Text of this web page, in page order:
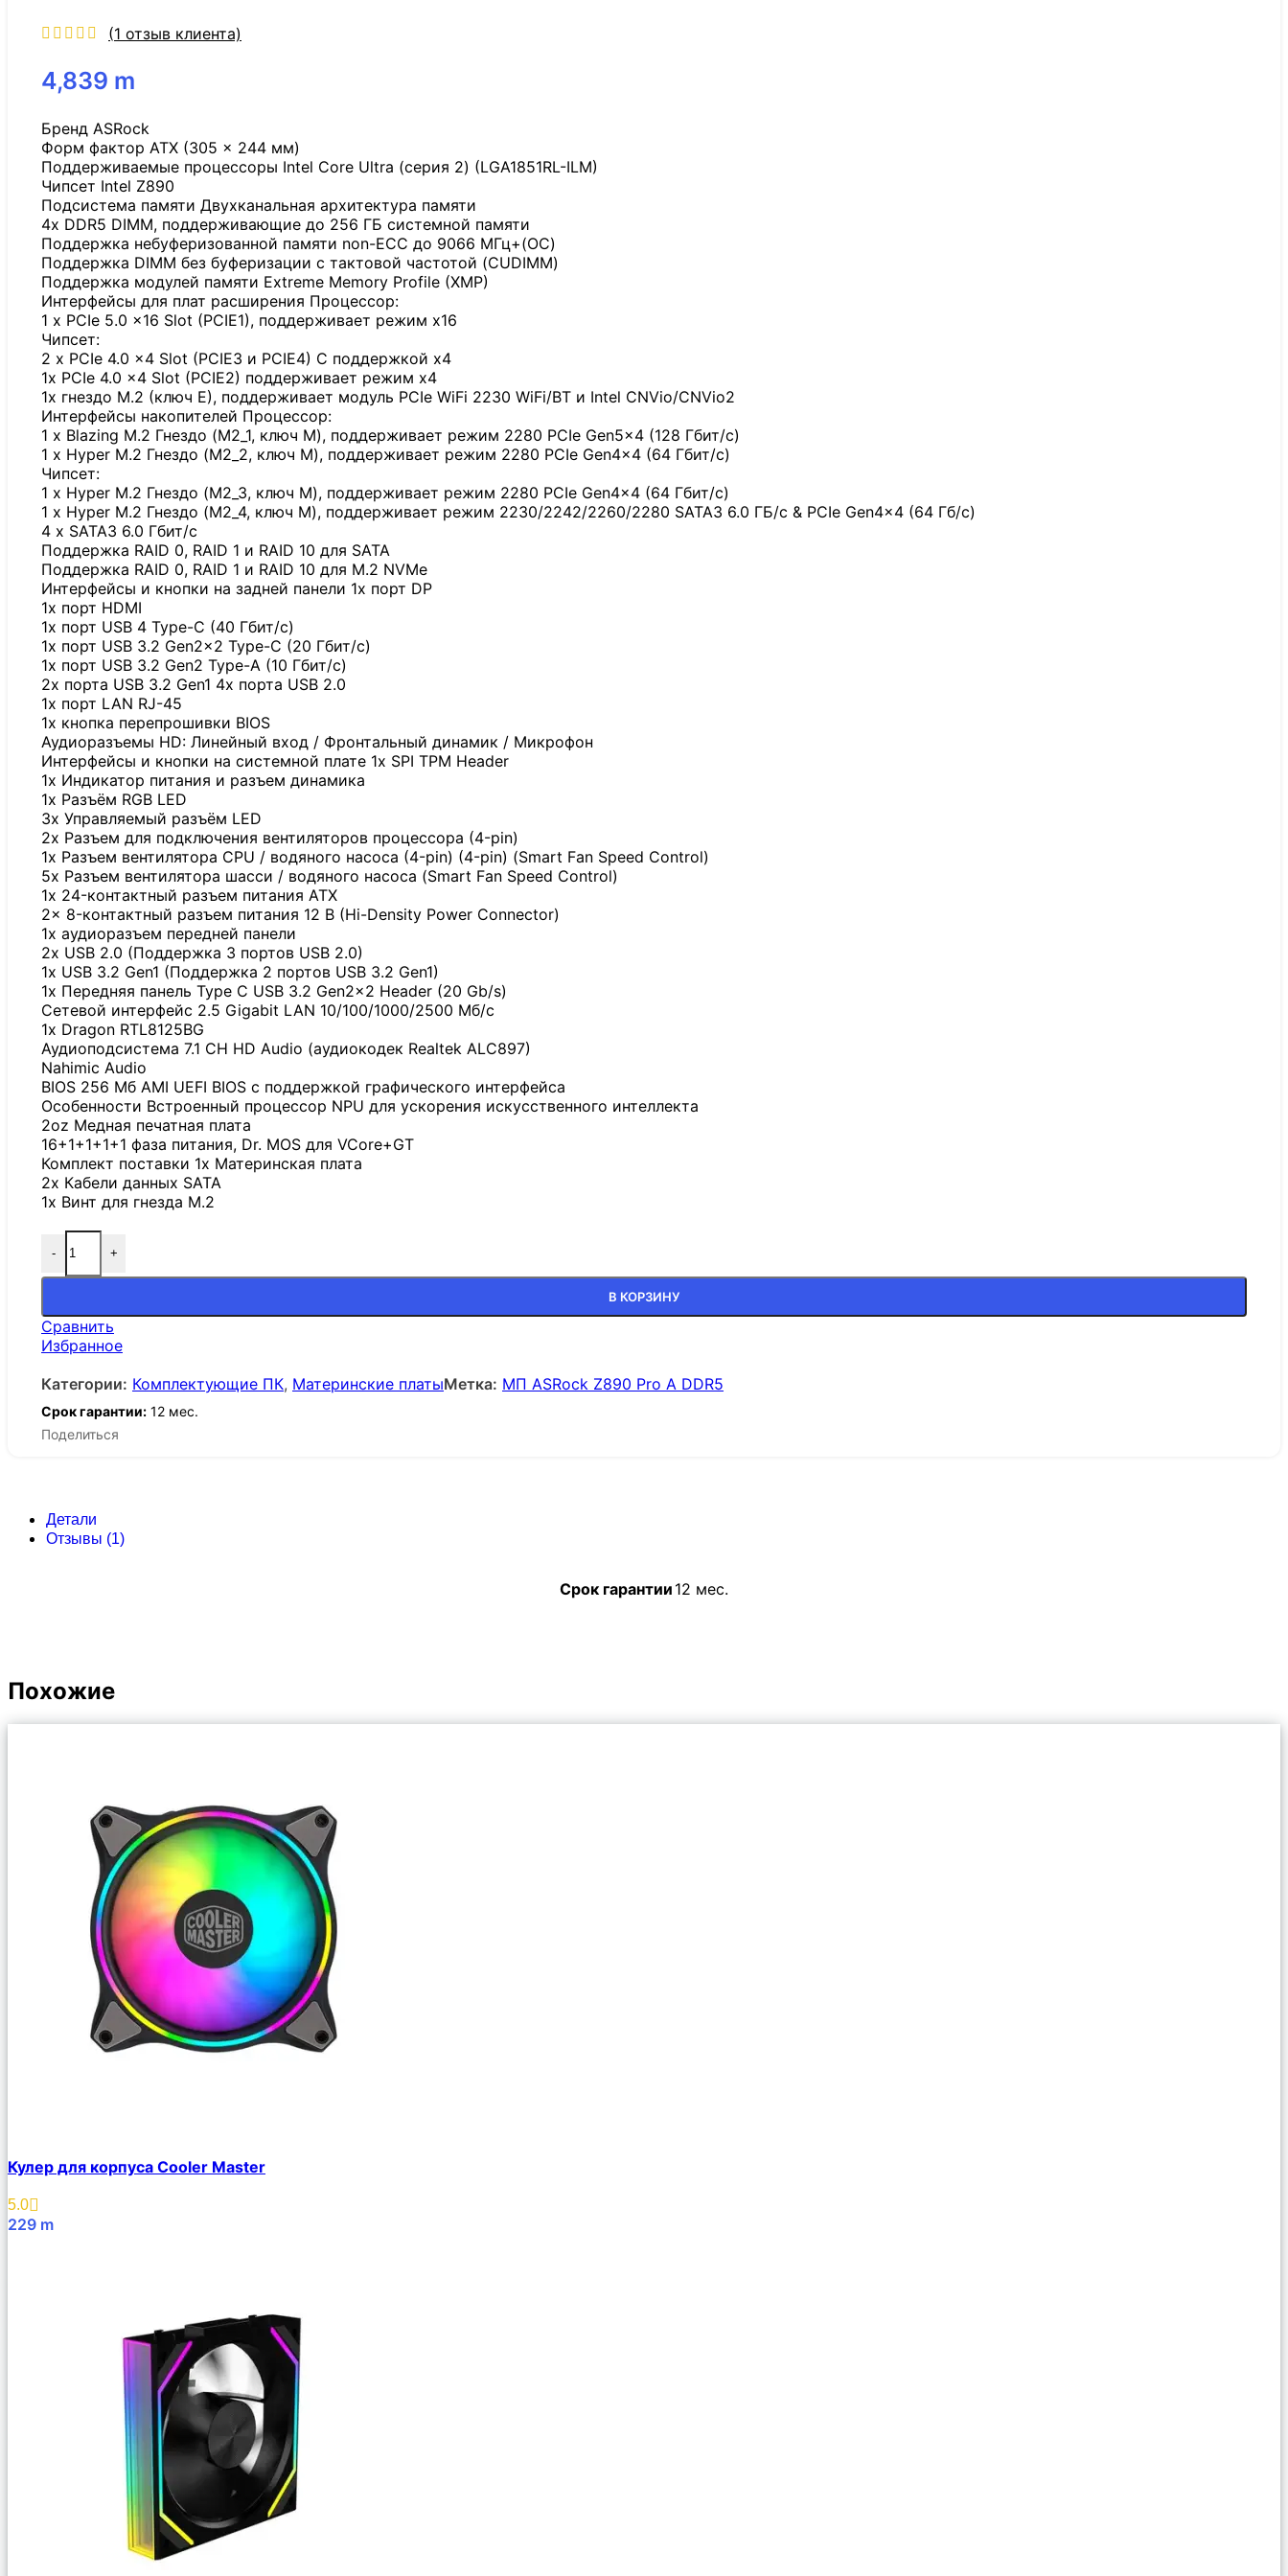
(1 отзыв клиента)
4,839 m
Бренд ASRock
Форм фактор ATX (305 x 244 мм)
Поддерживаемые процессоры Intel Core Ultra (серия 2) (LGA1851RL-ILM)
Чипсет Intel Z890
Подсистема памяти Двухканальная архитектура памяти
4x DDR5 DIMM, поддерживающие до 256 ГБ системной памяти
Поддержка небуферизованной памяти non-ECC до 9066 МГц+(OC)
Поддержка DIMM без буферизации с тактовой частотой (CUDIMM)
Поддержка модулей памяти Extreme Memory Profile (XMP)
Интерфейсы для плат расширения Процессор:
1 x PCIe 5.0 x16 Slot (PCIE1), поддерживает режим x16
Чипсет:
2 x PCIe 4.0 x4 Slot (PCIE3 и PCIE4) С поддержкой x4
1x PCIe 4.0 x4 Slot (PCIE2) поддерживает режим x4
1x гнездо M.2 (ключ E), поддерживает модуль PCIe WiFi 2230 WiFi/BT и Intel CNVio/CNVio2
Интерфейсы накопителей Процессор:
1 x Blazing M.2 Гнездо (M2_1, ключ M), поддерживает режим 2280 PCIe Gen5x4 (128 Гбит/с)
1 x Hyper M.2 Гнездо (M2_2, ключ M), поддерживает режим 2280 PCIe Gen4x4 (64 Гбит/с)
Чипсет:
1 x Hyper M.2 Гнездо (M2_3, ключ M), поддерживает режим 2280 PCIe Gen4x4 (64 Гбит/с)
1 x Hyper M.2 Гнездо (M2_4, ключ M), поддерживает режим 2230/2242/2260/2280 SATA3 6.0 ГБ/с & PCIe Gen4x4 (64 Гб/с)
4 x SATA3 6.0 Гбит/с
Поддержка RAID 0, RAID 1 и RAID 10 для SATA
Поддержка RAID 0, RAID 1 и RAID 10 для M.2 NVMe
Интерфейсы и кнопки на задней панели 1x порт DP
1x порт HDMI
1x порт USB 4 Type-C (40 Гбит/с)
1x порт USB 3.2 Gen2x2 Type-C (20 Гбит/с)
1x порт USB 3.2 Gen2 Type-A (10 Гбит/с)
2x порта USB 3.2 Gen1 4x порта USB 2.0
1x порт LAN RJ-45
1x кнопка перепрошивки BIOS
Аудиоразъемы HD: Линейный вход / Фронтальный динамик / Микрофон
Интерфейсы и кнопки на системной плате 1x SPI TPM Header
1x Индикатор питания и разъем динамика
1x Разъём RGB LED
3x Управляемый разъём LED
2x Разъем для подключения вентиляторов процессора (4-pin)
1x Разъем вентилятора CPU / водяного насоса (4-pin) (4-pin) (Smart Fan Speed Control)
5x Разъем вентилятора шасси / водяного насоса (Smart Fan Speed Control)
1x 24-контактный разъем питания ATX
2x 8-контактный разъем питания 12 В (Hi-Density Power Connector)
1x аудиоразъем передней панели
2x USB 2.0 (Поддержка 3 портов USB 2.0)
1x USB 3.2 Gen1 (Поддержка 2 портов USB 3.2 Gen1)
1x Передняя панель Type C USB 3.2 Gen2x2 Header (20 Gb/s)
Сетевой интерфейс 2.5 Gigabit LAN 10/100/1000/2500 Мб/с
1x Dragon RTL8125BG
Аудиоподсистема 7.1 CH HD Audio (аудиокодек Realtek ALC897)
Nahimic Audio
BIOS 256 Мб AMI UEFI BIOS с поддержкой графического интерфейса
Особенности Встроенный процессор NPU для ускорения искусственного интеллекта
2oz Медная печатная плата
16+1+1+1+1 фаза питания, Dr. MOS для VCore+GT
Комплект поставки 1x Материнская плата
2x Кабели данных SATA
1x Винт для гнезда M.2
- +
В КОРЗИНУ
Сравнить
Избранное
Категории: Комплектующие ПК, Материнские платыМетка: МП ASRock Z890 Pro A DDR5
Срок гарантии: 12 мес.
Поделиться
Детали
Отзывы (1)
Срок гарантии 12 мес.
Похожие
Кулер для корпуса Cooler Master
5.0
229 m